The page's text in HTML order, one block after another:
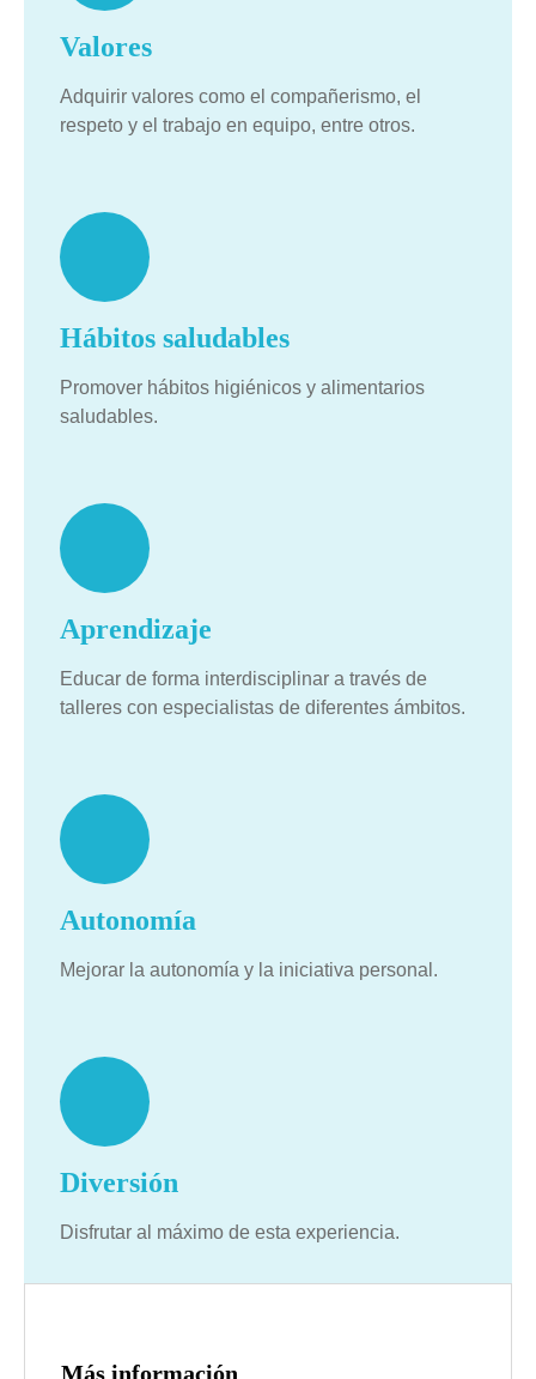
Valores
Adquirir valores como el compañerismo, el
respeto y el trabajo en equipo, entre otros.
Hábitos saludables
Promover hábitos higiénicos y alimentarios
saludables.
Aprendizaje
Educar de forma interdisciplinar a través de
talleres con especialistas de diferentes ámbitos.
Autonomía
Mejorar la autonomía y la iniciativa personal.
Diversión
Disfrutar al máximo de esta experiencia.
Más información